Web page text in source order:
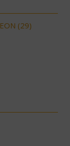
(29)